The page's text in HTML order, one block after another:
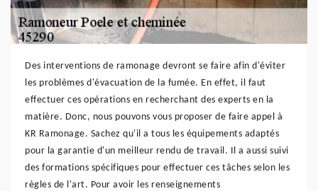
Des interventions de ramonage devront se faire afin d'éviter
les problèmes d'évacuation de la fumée. En effet, il faut
effectuer ces opérations en recherchant des experts en la
matière. Donc, nous pouvons vous proposer de faire appel à
KR Ramonage. Sachez qu'il a tous les équipements adaptés
pour la garantie d'un meilleur rendu de travail. Il a aussi suivi
des formations spécifiques pour effectuer ces tâches selon les
règles de l'art. Pour avoir les renseignements